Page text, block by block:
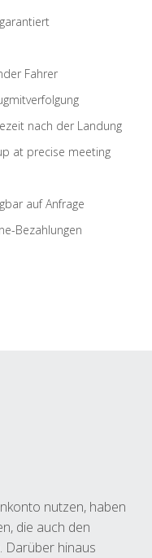
Fahrer
nach der Landung
at precise meeting
auf Anfrage
Bezahlungen
nutzen, haben
die auch den
Darüber hinaus